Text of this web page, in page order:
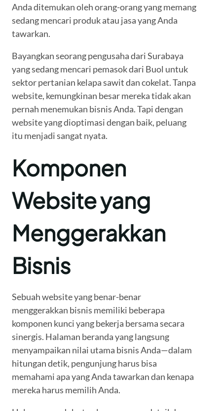
Anda ditemukan oleh orang-orang yang memang
sedang mencari produk atau jasa yang Anda
tawarkan.
Bayangkan seorang pengusaha dari Surabaya
yang sedang mencari pemasok dari Buol untuk
sektor pertanian kelapa sawit dan cokelat. Tanpa
website, kemungkinan besar mereka tidak akan
pernah menemukan bisnis Anda. Tapi dengan
website yang dioptimasi dengan baik, peluang
itu menjadi sangat nyata.
Komponen
Website yang
Menggerakkan
Bisnis
Sebuah website yang benar-benar
menggerakkan bisnis memiliki beberapa
komponen kunci yang bekerja bersama secara
sinergis. Halaman beranda yang langsung
menyampaikan nilai utama bisnis Anda—dalam
hitungan detik, pengunjung harus bisa
memahami apa yang Anda tawarkan dan kenapa
mereka harus memilih Anda.